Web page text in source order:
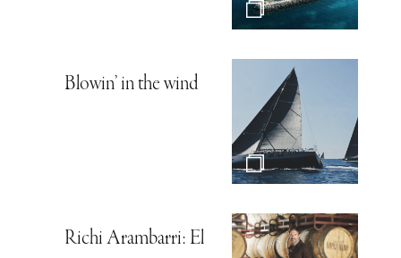
Blowin’ in the wind
Richi Arambarri: El